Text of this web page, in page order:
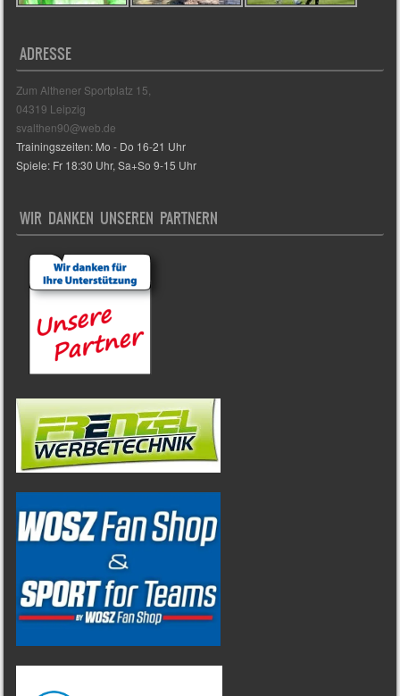
ADRESSE
Zum Althener Sportplatz 15,
04319 Leipzig
svalthen90@web.de
Trainingszeiten: Mo - Do 16-21 Uhr
Spiele: Fr 18:30 Uhr, Sa+So 9-15 Uhr
WIR DANKEN UNSEREN PARTNERN